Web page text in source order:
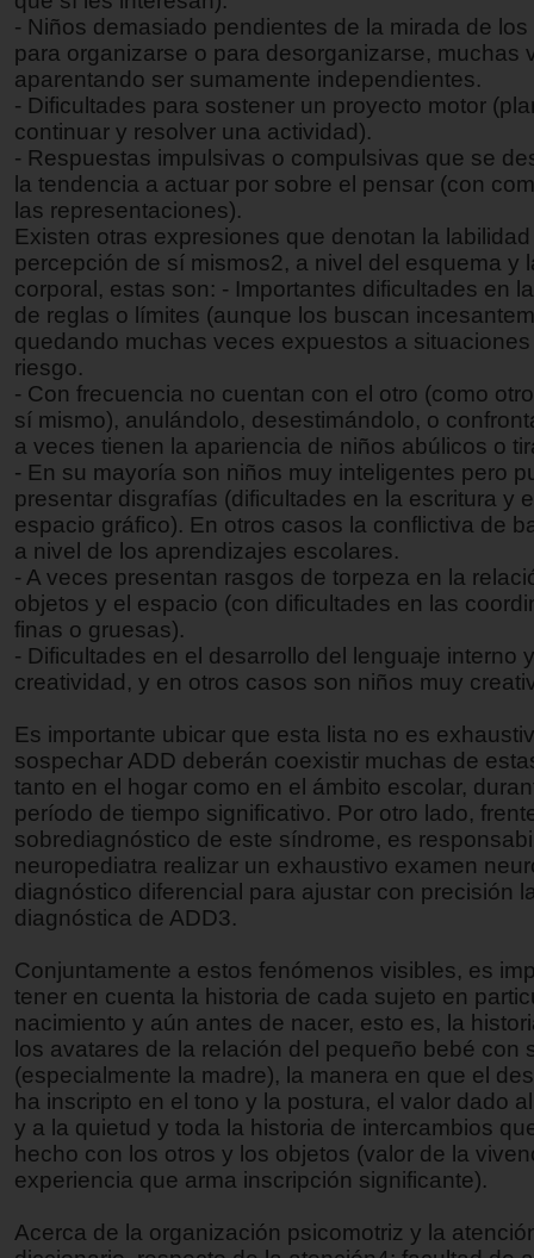
- Niños demasiado pendientes de la mirada de
para organizarse o para desorganizarse, muchas
aparentando ser sumamente independientes.
- Dificultades para sostener un proyecto motor
continuar y resolver una actividad).
- Respuestas impulsivas o compulsivas que se
la tendencia a actuar por sobre el pensar (con
las representaciones).
Existen otras expresiones que denotan la
percepción de sí mismos2, a nivel del esquema y
corporal, estas son: - Importantes dificultades en
de reglas o límites (aunque los buscan
quedando muchas veces expuestos a
riesgo.
- Con frecuencia no cuentan con el otro (como
sí mismo), anulándolo, desestimándolo, o
a veces tienen la apariencia de niños abúlicos o
- En su mayoría son niños muy inteligentes pero
presentar disgrafías (dificultades en la escritura y
espacio gráfico). En otros casos la conflictiva de
a nivel de los aprendizajes escolares.
- A veces presentan rasgos de torpeza en la
objetos y el espacio (con dificultades en las
finas o gruesas).
- Dificultades en el desarrollo del lenguaje interno
creatividad, y en otros casos son niños muy
Es importante ubicar que esta lista no es
sospechar ADD deberán coexistir muchas de
tanto en el hogar como en el ámbito escolar,
período de tiempo significativo. Por otro lado,
sobrediagnóstico de este síndrome, es
neuropediatra realizar un exhaustivo examen
diagnóstico diferencial para ajustar con precisión
diagnóstica de ADD3.
Conjuntamente a estos fenómenos visibles, es
tener en cuenta la historia de cada sujeto en
nacimiento y aún antes de nacer, esto es, la
los avatares de la relación del pequeño bebé con
(especialmente la madre), la manera en que el
ha inscripto en el tono y la postura, el valor dado
y a la quietud y toda la historia de intercambios
hecho con los otros y los objetos (valor de la
experiencia que arma inscripción significante).
Acerca de la organización psicomotriz y la